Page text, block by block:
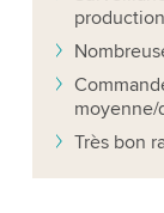
production
moyenne/
Très bon